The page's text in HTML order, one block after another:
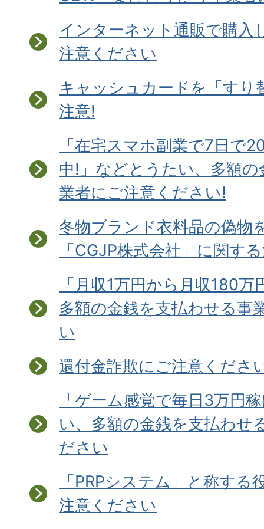
インターネット通販で購入
注意ください
キャッシュカードを「すり
注意!
「在宅スマホ副業で7日で
中!」などとうたい、多額
業者にご注意ください!
冬物ブランド衣料品の偽物
「CGJP株式会社」に関す
「月収1万円から月収180
多額の金銭を支払わせる事
い
還付金詐欺にご注意くださ
「ゲーム感覚で毎日3万円
い、多額の金銭を支払わせ
ださい
「PRPシステム」と称する
注意ください